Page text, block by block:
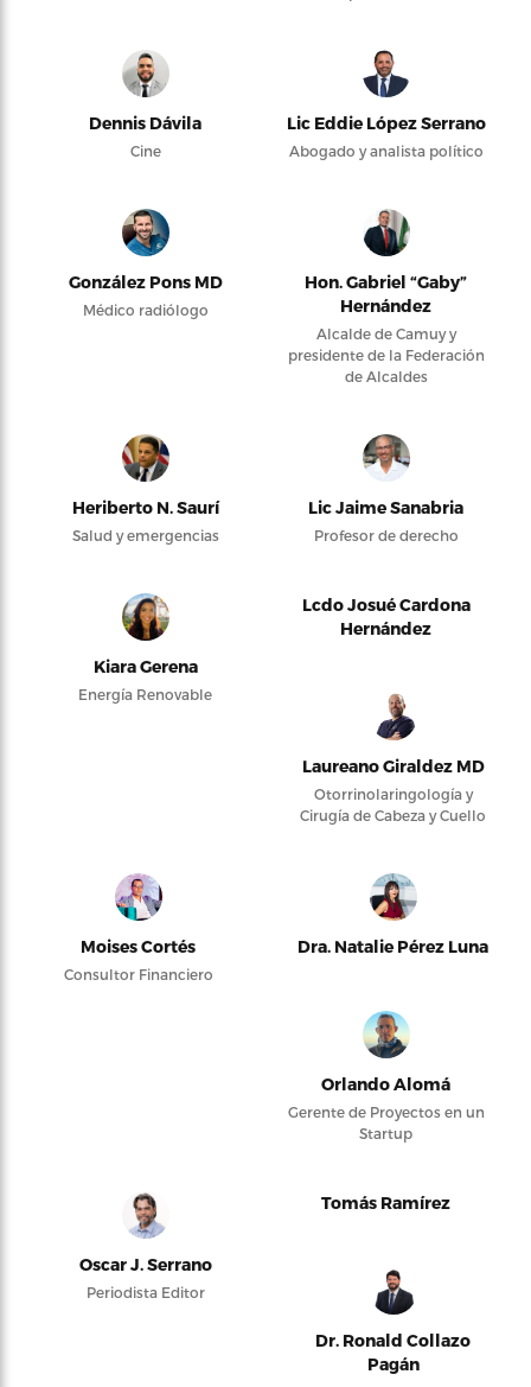
Dennis Dávila
Cine
Lic Eddie López Serrano
Abogado y analista político
González Pons MD
Médico radiólogo
Hon. Gabriel “Gaby”
Hernández
Alcalde de Camuy y
presidente de la Federación
de Alcaldes
Heriberto N. Saurí
Salud y emergencias
Lic Jaime Sanabria
Profesor de derecho
Kiara Gerena
Energía Renovable
Lcdo Josué Cardona
Hernández
Laureano Giraldez MD
Otorrinolaringología y
Cirugía de Cabeza y Cuello
Moises Cortés
Consultor Financiero
Dra. Natalie Pérez Luna
Orlando Alomá
Gerente de Proyectos en un
Startup
Oscar J. Serrano
Periodista Editor
Tomás Ramírez
Dr. Ronald Collazo
Pagán